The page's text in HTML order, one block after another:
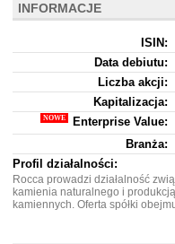
INFORMACJE
ISIN:
Data debiutu:
Liczba akcji:
Kapitalizacja:
Enterprise Value:
Branża:
Profil działalności:
Rocca prowadzi działalność
kamienia naturalnego i
kamiennych. Oferta spółki